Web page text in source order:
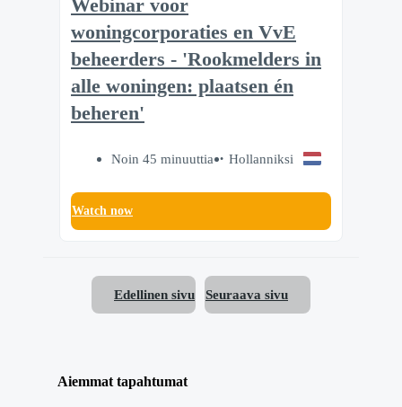
Webinar voor
woningcorporaties en VvE
beheerders - 'Rookmelders in
alle woningen: plaatsen én
beheren'
Noin 45 minuuttia Hollanniksi
Watch now
Edellinen sivu Seuraava sivu
Aiemmat tapahtumat